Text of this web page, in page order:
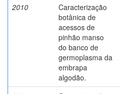
2010
Caracterização
botânica de
acessos de
pinhão manso
do banco de
germoplasma da
embrapa
algodão.